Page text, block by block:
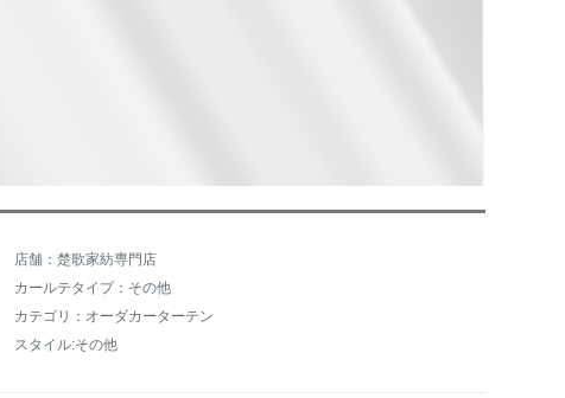
店舗：楚歌家紡専門店
カールテタイプ：その他
カテゴリ：オーダカーターテン
スタイル:その他